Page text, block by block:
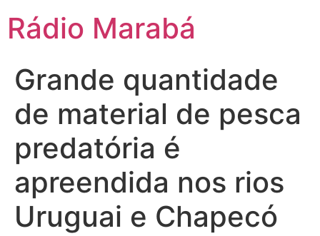
Rádio Marabá
Grande quantidade
de material de pesca
predatória é
apreendida nos rios
Uruguai e Chapecó